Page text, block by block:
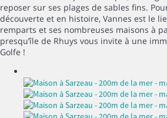
reposer sur ses plages de sables fins.
découverte et en histoire, Vannes est le
remparts et ses nombreuses maisons à
presqu’île de Rhuys vous invite à une
Golfe !